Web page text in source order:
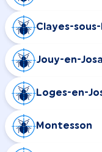
Clayes-
Jouy-en-
Loges-en-
Montesson